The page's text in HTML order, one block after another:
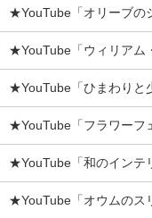
★YouTube「オリーブの
★YouTube「ウィリアム
★YouTube「ひまわりと
★YouTube「フラワーフ
★YouTube「和のインテ
★YouTube「オウムのス